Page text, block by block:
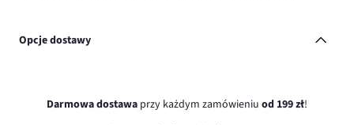
Opcje dostawy
Darmowa dostawa przy każdym zamówieniu od 199 zł!